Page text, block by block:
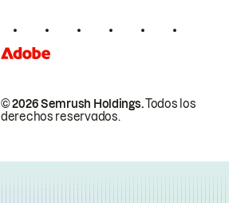
© 2026 Semrush Holdings.Todos los
derechos reservados.